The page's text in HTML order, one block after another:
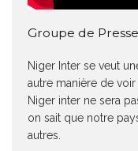
Groupe de
Niger Inter se veut
autre manière de
Niger inter ne sera
on sait que notre
autres.